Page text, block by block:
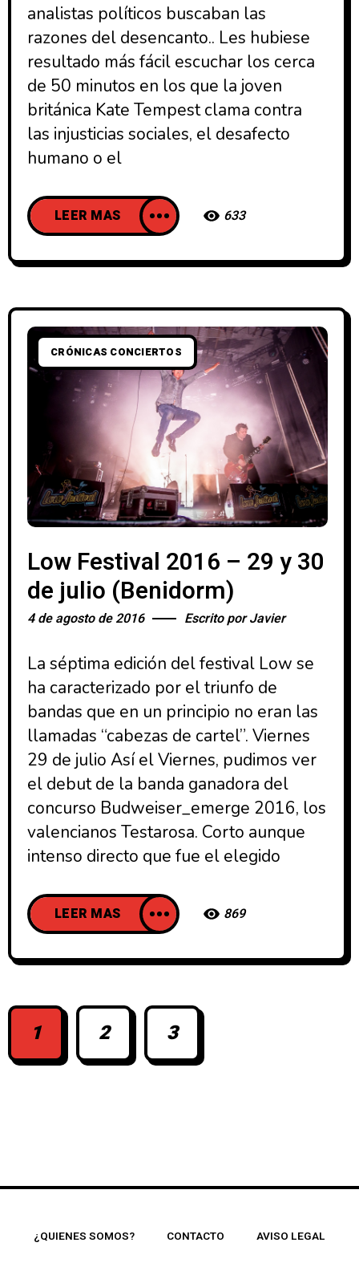
analistas políticos buscaban las
razones del desencanto.. Les hubiese
resultado más fácil escuchar los cerca
de 50 minutos en los que la joven
británica Kate Tempest clama contra
las injusticias sociales, el desafecto
humano o el
LEER MAS 633
CRÓNICAS CONCIERTOS
Low Festival 2016 – 29 y 30
de julio (Benidorm)
4 de agosto de 2016 Escrito porJavier
La séptima edición del festival Low se
ha caracterizado por el triunfo de
bandas que en un principio no eran las
llamadas “cabezas de cartel”. Viernes
29 de julio Así el Viernes, pudimos ver
el debut de la banda ganadora del
concurso Budweiser_emerge 2016, los
valencianos Testarosa. Corto aunque
intenso directo que fue el elegido
LEER MAS 869
1 2 3
¿QUIENES SOMOS? CONTACTO AVISO LEGAL